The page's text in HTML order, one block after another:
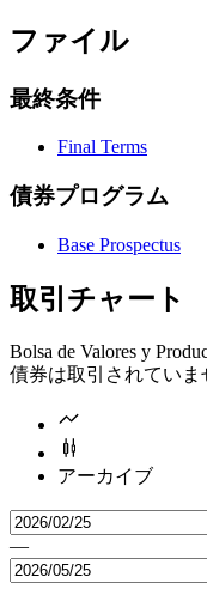
ファイル
最終条件
Final Terms
債券プログラム
Base Prospectus
取引チャート
Bolsa de Valores y
債券は取引されてい
アーカイブ
—